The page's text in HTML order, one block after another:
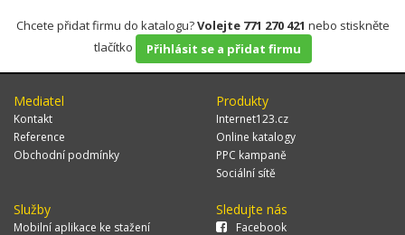
Chcete přidat firmu do katalogu?Volejte 771 270 421 nebo stiskněte
tlačítko
Přihlásit se a přidat firmu
Mediatel
Kontakt
Reference
Obchodní podmínky
Produkty
Internet123.cz
Online katalogy
PPC kampaně
Sociální sítě
Služby
Mobilní aplikace ke stažení
Sledujte nás
Facebook